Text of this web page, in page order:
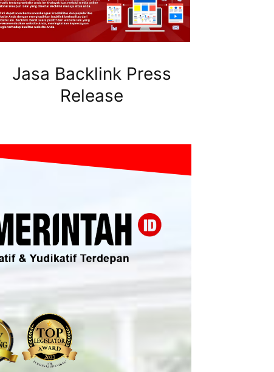
Jasa Backlink Press
Release